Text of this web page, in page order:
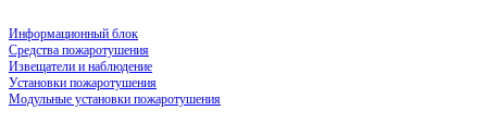
Информационный блок
Средства пожаротушения
Извещатели и наблюдение
Установки пожаротушения
Модульные установки пожаротушения